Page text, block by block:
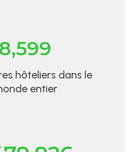
8,599
hôteliers dans le
entier